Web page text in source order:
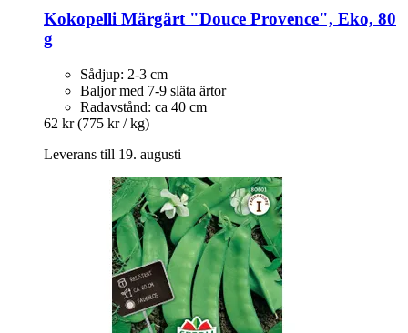
Kokopelli Märgärt "Douce Provence", Eko, 80
g
Sådjup: 2-3 cm
Baljor med 7-9 släta ärtor
Radavstånd: ca 40 cm
62 kr (775 kr / kg)
Leverans till 19. augusti